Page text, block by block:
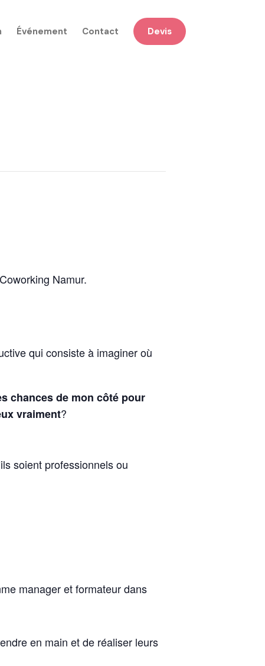
Événement Contact Devis
Namur.
qui consiste à imaginer où
chances de mon côté pour
vraiment?
soient professionnels ou
manager et formateur dans
en main et de réaliser leurs